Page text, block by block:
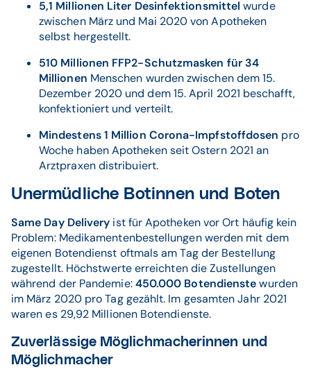
5,1 Millionen Liter Desinfektionsmittel wurde
zwischen März und Mai 2020 von Apotheken
selbst hergestellt.
510 Millionen FFP2-Schutzmasken für 34
Millionen Menschen wurden zwischen dem 15.
Dezember 2020 und dem 15. April 2021 beschafft,
konfektioniert und verteilt.
Mindestens 1 Million Corona-Impfstoffdosen pro
Woche haben Apotheken seit Ostern 2021 an
Arztpraxen distribuiert.
Unermüdliche Botinnen und Boten
Same Day Delivery ist für Apotheken vor Ort häufig kein
Problem: Medikamentenbestellungen werden mit dem
eigenen Botendienst oftmals am Tag der Bestellung
zugestellt. Höchstwerte erreichten die Zustellungen
während der Pandemie:450.000 Botendienstewurden
im März 2020 pro Tag gezählt. Im gesamten Jahr 2021
waren es 29,92 Millionen Botendienste.
Zuverlässige Möglichmacherinnen und
Möglichmacher